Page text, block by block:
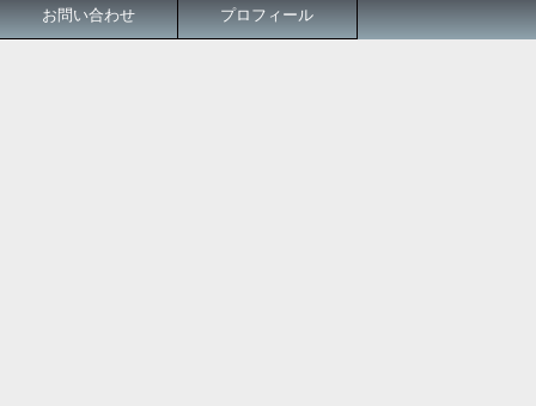
お問い合わせ プロフィール